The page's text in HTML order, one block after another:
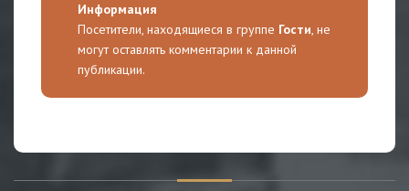
Информация
Посетители, находящиеся в группе Гости, не
могут оставлять комментарии к данной
публикации.